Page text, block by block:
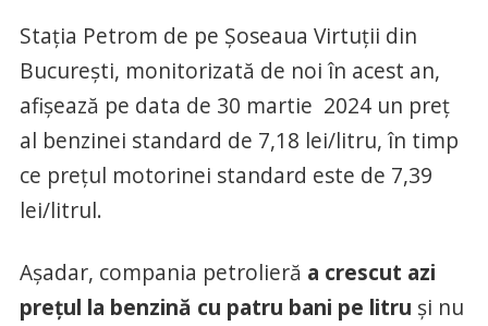
Stația Petrom de pe Șoseaua Virtuții din
București, monitorizată de noi în acest an,
afișează pe data de 30 martie 2024 un preț
al benzinei standard de 7,18 lei/litru, în timp
ce prețul motorinei standard este de 7,39
lei/litrul.
Așadar, compania petrolieră a crescut azi
prețul la benzină cu patru bani pe litru și nu